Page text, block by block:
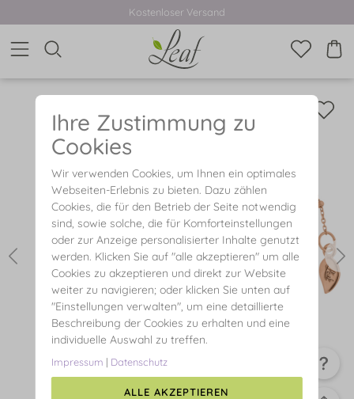
Kostenloser Versand
Ihre Zustimmung zu
Cookies
Wir verwenden Cookies, um Ihnen ein optimales
Webseiten-Erlebnis zu bieten. Dazu zählen
Cookies, die für den Betrieb der Seite notwendig
sind, sowie solche, die für Komforteinstellungen
oder zur Anzeige personalisierter Inhalte genutzt
werden. Klicken Sie auf "alle akzeptieren" um alle
Cookies zu akzeptieren und direkt zur Website
weiter zu navigieren; oder klicken Sie unten auf
"Einstellungen verwalten", um eine detaillierte
Beschreibung der Cookies zu erhalten und eine
individuelle Auswahl zu treffen.
Impressum | Datenschutz
ALLE AKZEPTIEREN